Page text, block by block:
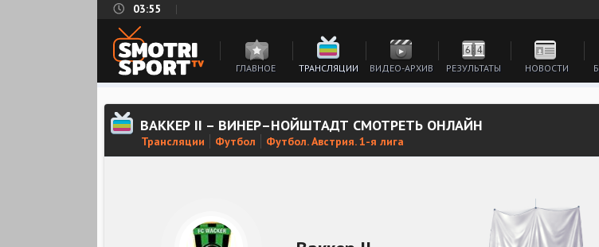
03:55
ГЛАВНОЕ ТРАНСЛЯЦИИ ВИДЕО-АРХИВ РЕЗУЛЬТАТЫ НОВОСТИ
ВАККЕР II – ВИНЕР–НОЙШТАДТ СМОТРЕТЬ ОНЛАЙН
Трансляции Футбол Футбол. Австрия. 1-я лига